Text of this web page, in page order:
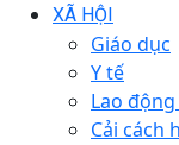
XÃ HỘI
Giáo dục
Y tế
Lao
Cải cách